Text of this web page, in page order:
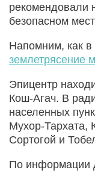
рекомендовали
безопасном
Напомним, как
землетрясение
Эпицентр
Кош-Агач. В
населенных
Мухор-Тархата,
Сортогой и
По информации